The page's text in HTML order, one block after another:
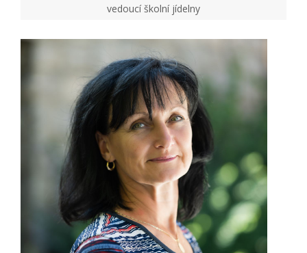
vedoucí školní jídelny